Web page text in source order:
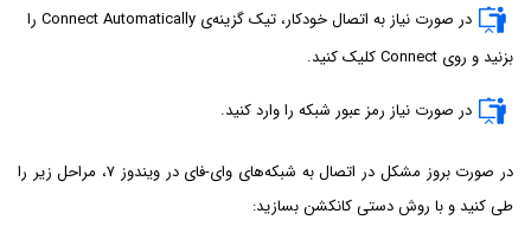
در صورت نیاز به اتصال خودکار، تیک گزینه‌ی Connect Automatically را
بزنید و روی Connect کلیک کنید.
در صورت نیاز رمز عبور شبکه را وارد کنید.
در صورت بروز مشکل در اتصال به شبکه‌های وای-فای در ویندوز ۷، مراحل زیر را
طی کنید و با روش دستی کانکشن بسازید: